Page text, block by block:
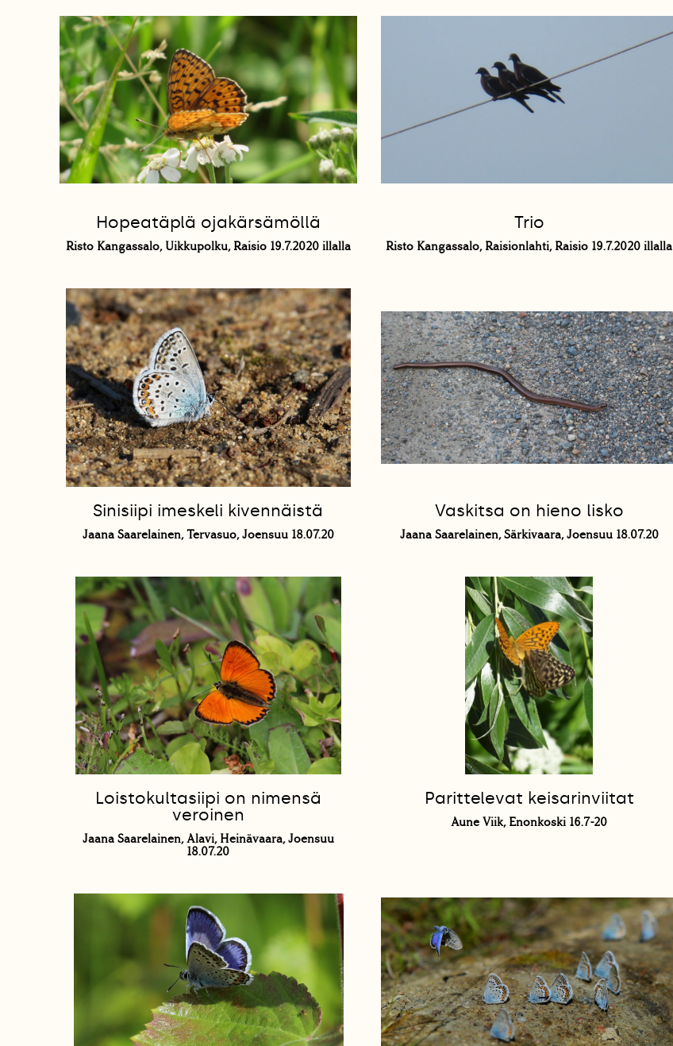
Hopeatäplä ojakärsämöllä
Risto Kangassalo, Uikkupolku, Raisio 19.7.2020 illalla
Trio
Risto Kangassalo, Raisionlahti, Raisio 19.7.2020 illalla
Sinisiipi imeskeli kivennäistä
Jaana Saarelainen, Tervasuo, Joensuu 18.07.20
Vaskitsa on hieno lisko
Jaana Saarelainen, Särkivaara, Joensuu 18.07.20
Loistokultasiipi on nimensä
veroinen
Jaana Saarelainen, Alavi, Heinävaara, Joensuu
18.07.20
Parittelevat keisarinviitat
Aune Viik, Enonkoski 16.7-20